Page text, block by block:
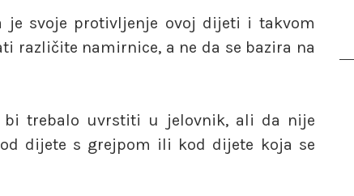
je svoje protivljenje ovoj dijeti i takvom
različite namirnice, a ne da se bazira na
bi trebalo uvrstiti u jelovnik, ali da nije
dijete s grejpom ili kod dijete koja se